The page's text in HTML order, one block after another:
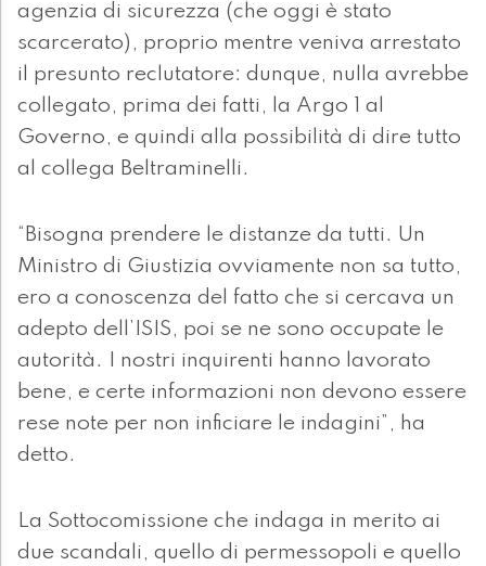
agenzia di sicurezza (che oggi è stato
scarcerato), proprio mentre veniva arrestato
il presunto reclutatore: dunque, nulla avrebbe
collegato, prima dei fatti, la Argo 1 al
Governo, e quindi alla possibilità di dire tutto
al collega Beltraminelli.
“Bisogna prendere le distanze da tutti. Un
Ministro di Giustizia ovviamente non sa tutto,
ero a conoscenza del fatto che si cercava un
adepto dell’ISIS, poi se ne sono occupate le
autorità. I nostri inquirenti hanno lavorato
bene, e certe informazioni non devono essere
rese note per non inficiare le indagini”, ha
detto.
La Sottocomissione che indaga in merito ai
due scandali, quello di permessopoli e quello